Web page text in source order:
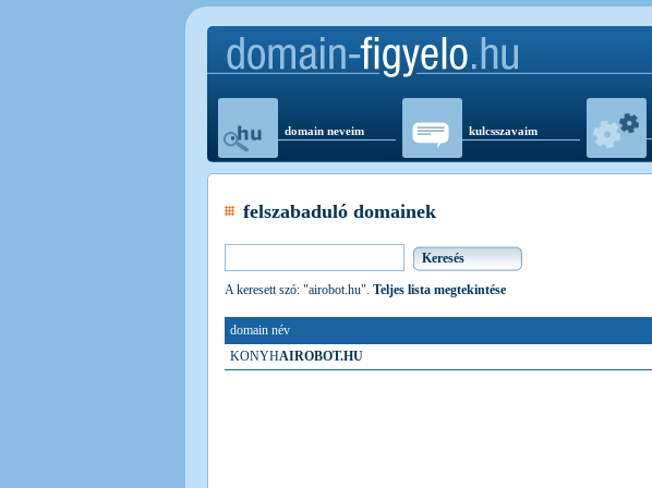
domain neveim kulcsszavaim
felszabaduló domainek
A keresett szó: "airobot.hu". Teljes lista megtekintése
domain név
KONYHAIROBOT.HU